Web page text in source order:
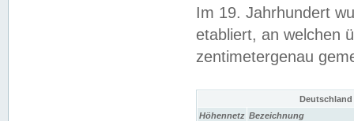
Im 19. Jahrhundert
etabliert, an welchen
zentimetergenau
Höhennetz Bezeichnung